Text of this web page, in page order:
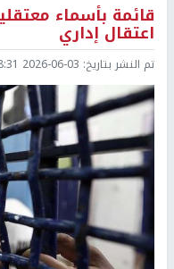
قائمة بأسماء
اعتقال إداري
تم النشر بتاريخ: 2026-06-03 18:31